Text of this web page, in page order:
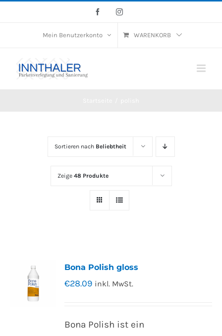
FacebookInstagram
Mein Benutzerkonto WARENKORB
Sortieren nach Beliebtheit
Zeige 48 Produkte
Bona Polish gloss
€28.09 inkl. MwSt.
Bona Polish ist ein